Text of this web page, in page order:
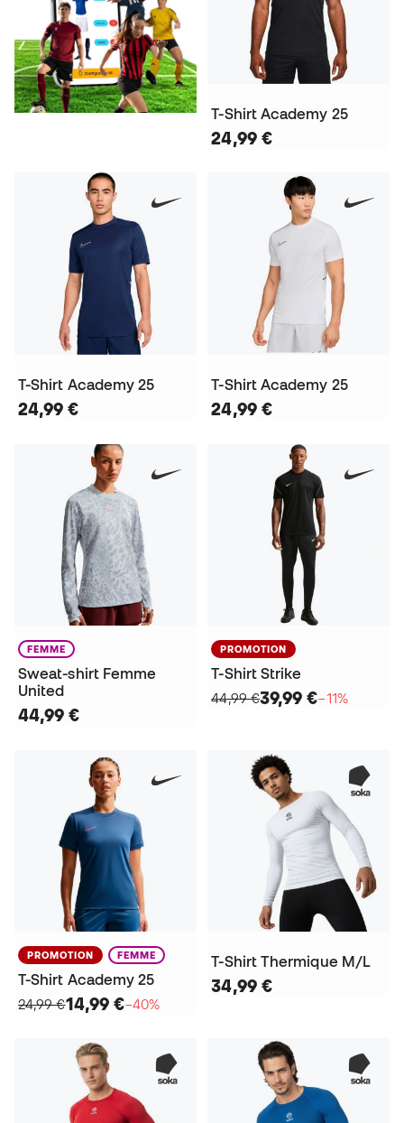
T-Shirt Academy 25
24,99 €
T-Shirt Academy 25
24,99 €
T-Shirt Academy 25
24,99 €
FEMME
Sweat-shirt Femme
United
44,99 €
PROMOTION
T-Shirt Strike
44,99 €39,99 €−11%
PROMOTION FEMME
T-Shirt Academy 25
24,99 €14,99 €−40%
T-Shirt Thermique M/L
34,99 €